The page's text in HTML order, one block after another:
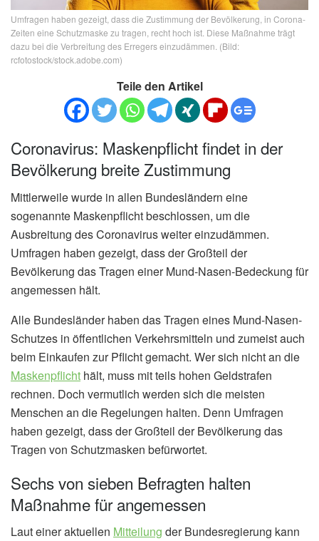
Umfragen haben gezeigt, dass die Zustimmung der Bevölkerung, in Corona-
Zeiten eine Schutzmaske zu tragen, recht hoch ist. Diese Maßnahme trägt
dazu bei die Verbreitung des Erregers einzudämmen. (Bild:
rcfotostock/stock.adobe.com)
Teile den Artikel
Coronavirus: Maskenpflicht findet in der
Bevölkerung breite Zustimmung
Mittlerweile wurde in allen Bundesländern eine
sogenannte Maskenpflicht beschlossen, um die
Ausbreitung des Coronavirus weiter einzudämmen.
Umfragen haben gezeigt, dass der Großteil der
Bevölkerung das Tragen einer Mund-Nasen-Bedeckung für
angemessen hält.
Alle Bundesländer haben das Tragen eines Mund-Nasen-
Schutzes in öffentlichen Verkehrsmitteln und zumeist auch
beim Einkaufen zur Pflicht gemacht. Wer sich nicht an die
Maskenpflicht hält, muss mit teils hohen Geldstrafen
rechnen. Doch vermutlich werden sich die meisten
Menschen an die Regelungen halten. Denn Umfragen
haben gezeigt, dass der Großteil der Bevölkerung das
Tragen von Schutzmasken befürwortet.
Sechs von sieben Befragten halten
Maßnahme für angemessen
Laut einer aktuellen Mitteilung der Bundesregierung kann